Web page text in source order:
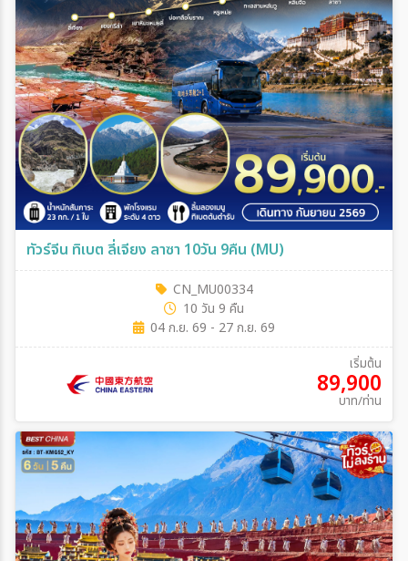
ทัวร์จีน ทิเบต ลี่เจียง ลาซา 10วัน 9คืน (MU)
CN_MU00334
10 วัน 9 คืน
04 ก.ย. 69 - 27 ก.ย. 69
เริ่มต้น
89,900
บาท/ท่าน